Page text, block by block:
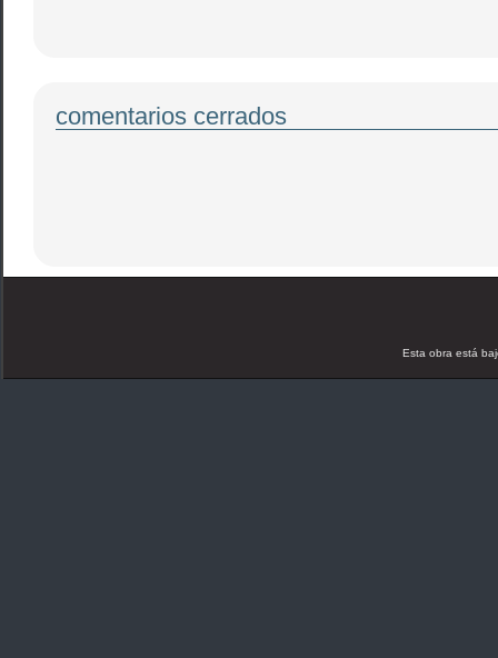
comentarios cerrados
Esta obra está